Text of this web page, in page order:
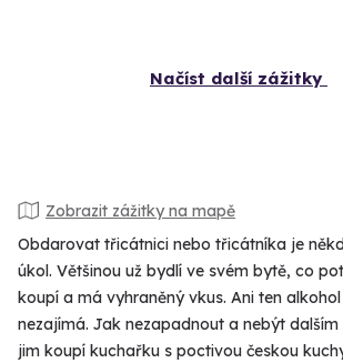
Načíst další zážitky
Zobrazit zážitky na mapě
Obdarovat třicátnici nebo třicátníka je
úkol. Většinou už bydlí ve svém bytě, co
koupí a má vyhraněný vkus. Ani ten
nezajímá. Jak nezapadnout a nebýt
jim koupí kuchařku s poctivou českou